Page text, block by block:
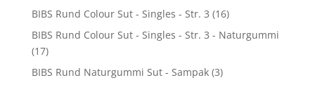
BIBS Rund Colour Sut - Singles - Str. 3 (16)
BIBS Rund Colour Sut - Singles - Str. 3 - Naturgummi
(17)
BIBS Rund Naturgummi Sut - Sampak (3)